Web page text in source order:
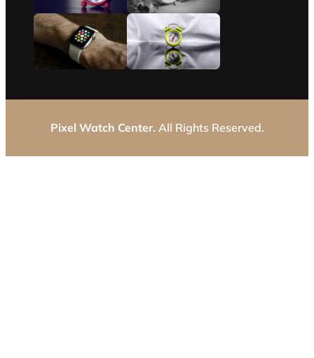
Pixel Watch Center. All Rights Reserved.